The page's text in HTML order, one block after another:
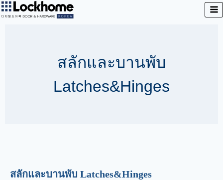
สลักและบานพับ
Latches&Hinges
สลักและบานพับ Latches&Hinges